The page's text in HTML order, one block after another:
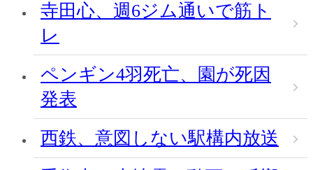
寺田心、週6ジム通いで筋ト
レ
ペンギン4羽死亡、園が死因
発表
西鉄、意図しない駅構内放送